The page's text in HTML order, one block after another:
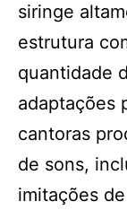
siringe
estrutura
quantidade
adaptações
cantoras
de sons,
imitações